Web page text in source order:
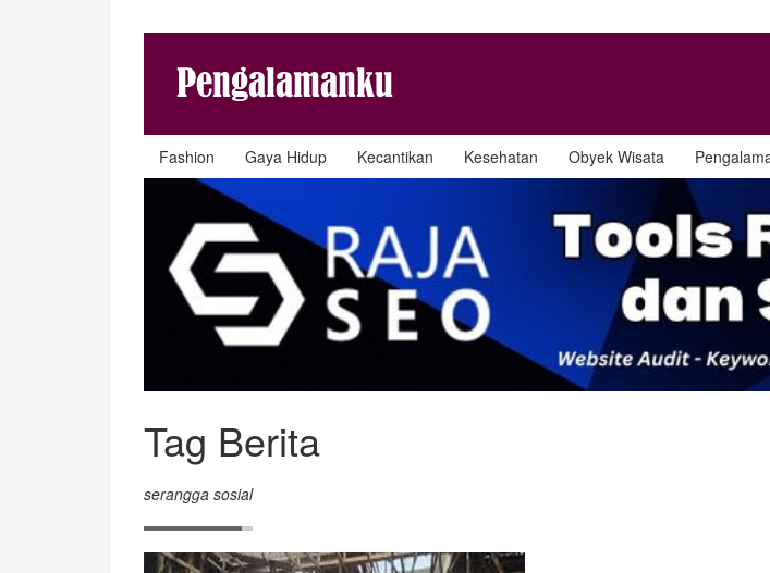
Fashion Gaya Hidup Kecantikan Kesehatan Obyek Wisata
Tag Berita
serangga sosial